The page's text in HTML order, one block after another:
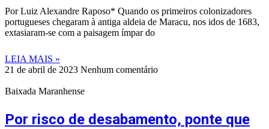
Telegram
Por Luiz Alexandre Raposo* Quando os primeiros colonizadores
portugueses chegaram à antiga aldeia de Maracu, nos idos de 1683,
extasiaram-se com a paisagem ímpar do
LEIA MAIS »
21 de abril de 2023 Nenhum comentário
Baixada Maranhense
Por risco de desabamento, ponte que